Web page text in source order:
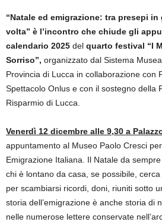
“Natale ed emigrazione: tra presepi
volta” è l’incontro che chiude gli
calendario 2025 del quarto festival “I
Sorriso”, organizzato dal Sistema
Provincia di Lucca in collaborazione con
Spettacolo Onlus e con il sostegno della
Risparmio di Lucca.
Venerdì 12 dicembre alle 9,30 a
appuntamento al Museo Paolo Cresci
Emigrazione Italiana. Il Natale da
chi è lontano da casa, se possibile,
per scambiarsi ricordi, doni, riuniti sotto
storia dell’emigrazione è anche storia di
nelle numerose lettere conservate